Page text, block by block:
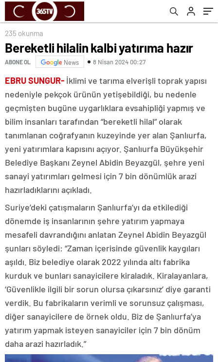
235 okunma
Bereketli hilalin kalbi yatırıma hazır
ABONE OL News 8 Nisan 2024 00:27
EBRU SUNGUR- İklimi ve tarıma elverişli toprak yapısı
nedeniyle pekçok ürünün yetişebildiği, bu nedenle
geçmişten bugüne uygarlıklara evsahipliği yapmış ve
bilim insanları tarafından “bereketli hilal” olarak
tanımlanan coğrafyanın kuzeyinde yer alan Şanlıurfa,
yeni yatırımlara kapısını açıyor. Şanlıurfa Büyükşehir
Belediye Başkanı Zeynel Abidin Beyazgül, şehre yeni
sanayi yatırımları gelmesi için 7 bin dönümlük arazi
hazırladıklarını açıkladı.
Suriye’deki çatışmaların Şanlıurfa’yı da etkilediği
dönemde iş insanlarının şehre yatırım yapmaya
mesafeli davrandığını anlatan Zeynel Abidin Beyazgül
şunları söyledi: “Zaman içerisinde güvenlik kaygıları
aşıldı. Biz belediye olarak 2022 yılında altı fabrika
kurduk ve bunları sanayicilere kiraladık. Kiralayanlara,
‘Güvenlikle ilgili bir sorun olursa çıkarsınız’ diye garanti
verdik. Bu fabrikaların verimli ve sorunsuz çalışması,
diğer sanayicilere de örnek oldu. Biz de Şanlıurfa’ya
yatırım yapmak isteyen sanayiciler için 7 bin dönüm
daha arazi hazırladık.”